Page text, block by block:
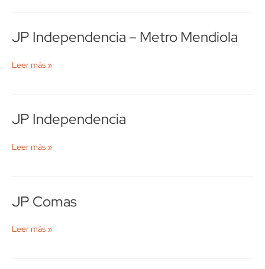
JP Independencia – Metro Mendiola
JP
Independencia
–Leer más »
JP Independencia
JP
Independencia
Leer más »
JP Comas
JP
Leer más »